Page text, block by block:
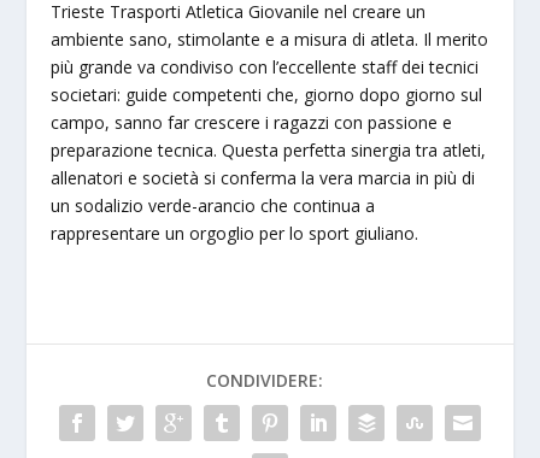
Trieste Trasporti Atletica Giovanile nel creare un
ambiente sano, stimolante e a misura di atleta. Il merito
più grande va condiviso con l’eccellente staff dei tecnici
societari: guide competenti che, giorno dopo giorno sul
campo, sanno far crescere i ragazzi con passione e
preparazione tecnica. Questa perfetta sinergia tra atleti,
allenatori e società si conferma la vera marcia in più di
un sodalizio verde-arancio che continua a
rappresentare un orgoglio per lo sport giuliano.
CONDIVIDERE: